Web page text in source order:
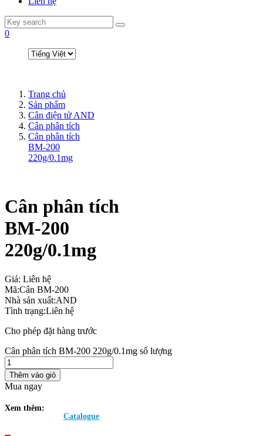
0
Trang chủ
Sản phẩm
Cân điện tử AND
Cân phân tích
Cân phân tích
BM-200
220g/0.1mg
Cân phân tích
BM-200
220g/0.1mg
Giá: Liên hệ
Mã:Cân BM-200
Nhà sản xuất:AND
Tình trạng:Liên hệ
Cho phép đặt hàng trước
Cân phân tích BM-200 220g/0.1mg số lượng
Thêm vào giỏ
Mua ngay
Xem thêm:
Catalogue